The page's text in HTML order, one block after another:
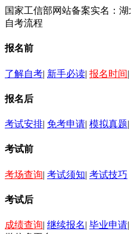
国家工信部网站备案实名：
自考流程
报名前
了解自考| 新手必读| 报名时间|
报名后
考试安排| 免考申请| 模拟真题|
考试前
考场查询| 考试须知| 考试技巧
考试后
成绩查询| 继续报名| 毕业申请|